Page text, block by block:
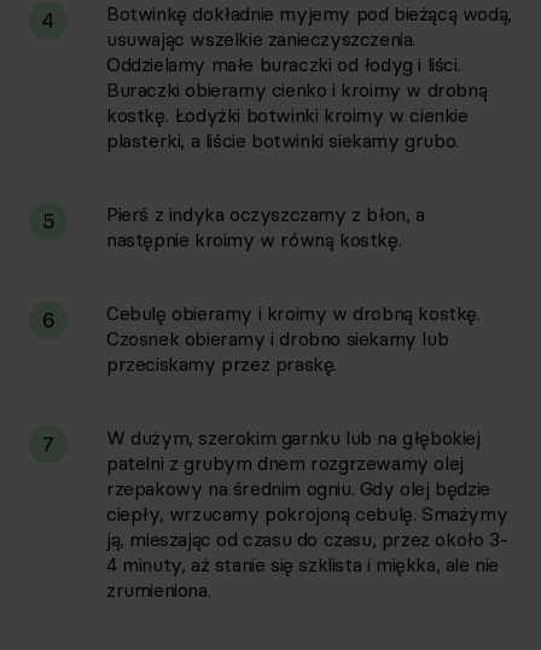
4
Botwinkę dokładnie myjemy pod bieżącą wodą,
usuwając wszelkie zanieczyszczenia.
Oddzielamy małe buraczki od łodyg i liści.
Buraczki obieramy cienko i kroimy w drobną
kostkę. Łodyżki botwinki kroimy w cienkie
plasterki, a liście botwinki siekamy grubo.
5
Pierś z indyka oczyszczamy z błon, a
następnie kroimy w równą kostkę.
6
Cebulę obieramy i kroimy w drobną kostkę.
Czosnek obieramy i drobno siekamy lub
przeciskamy przez praskę.
7
W dużym, szerokim garnku lub na głębokiej
patelni z grubym dnem rozgrzewamy olej
rzepakowy na średnim ogniu. Gdy olej będzie
ciepły, wrzucamy pokrojoną cebulę. Smażymy
ją, mieszając od czasu do czasu, przez około 3-
4 minuty, aż stanie się szklista i miękka, ale nie
zrumieniona.